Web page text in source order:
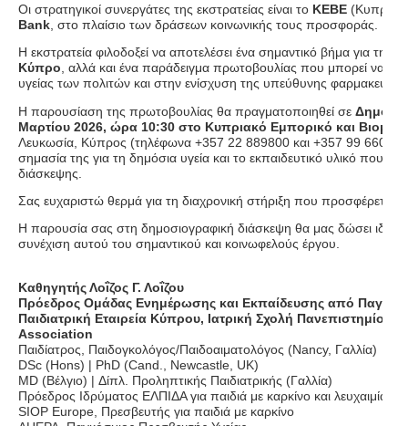
Οι στρατηγικοί συνεργάτες της εκστρατείας είναι το ΚΕΒΕ
Bank , στο πλαίσιο των δράσεων κοινωνικής τους προσφοράς.
Η εκστρατεία φιλοδοξεί να αποτελέσει ένα σημαντικό βήμα για την
Κύπρο, αλλά και ένα παράδειγμα πρωτοβουλίας που μπορεί να
υγείας των πολιτών και στην ενίσχυση της υπεύθυνης
Η παρουσίαση της πρωτοβουλίας θα πραγματοποιηθεί σε
Μαρτίου 2026, ώρα 10:30 στο Κυπριακό Εμπορικό και
Λευκωσία, Κύπρος (τηλέφωνα +357 22 889800 και +357 99
σημασία της για τη δημόσια υγεία και το εκπαιδευτικό υλικό που
διάσκεψης.
Σας ευχαριστώ θερμά για τη διαχρονική στήριξη που
Η παρουσία σας στη δημοσιογραφική διάσκεψη θα μας δώσει
συνέχιση αυτού του σημαντικού και κοινωφελούς έργου.
Καθηγητής Λοΐζος Γ. Λοΐζου
Πρόεδρος Ομάδας Ενημέρωσης και Εκπαίδευσης από
Παιδιατρική Εταιρεία Κύπρου, Ιατρική Σχολή Πανεπιστημίου
Association
Παιδίατρος, Παιδογκολόγος/Παιδοαιματολόγος (Nancy, Γαλλία)
DSc (Hons) | PhD (Cand., Newcastle, UK)
MD (Βέλγιο) | Δίπλ. Προληπτικής Παιδιατρικής (Γαλλία)
Πρόεδρος Ιδρύματος ΕΛΠΙΔΑ για παιδιά με καρκίνο και λευχαιμία
SIOP Europe, Πρεσβευτής για παιδιά με καρκίνο